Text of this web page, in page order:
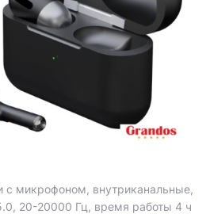
с микрофоном, внутриканальные,
20-20000 Гц, время работы 4 ч